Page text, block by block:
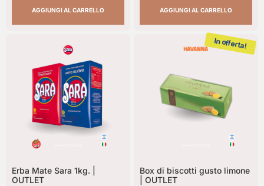
AGGIUNGI AL CARRELLO AGGIUNGI AL CARRELLO
Erba Mate Sara 1kg. |
OUTLET
In offerta!
Box di biscotti gusto limone
| OUTLET